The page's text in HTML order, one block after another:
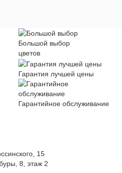
Большой выбор
цветов
Гарантия лучшей цены
Гарантийное обслуживание
15
8, этаж 2